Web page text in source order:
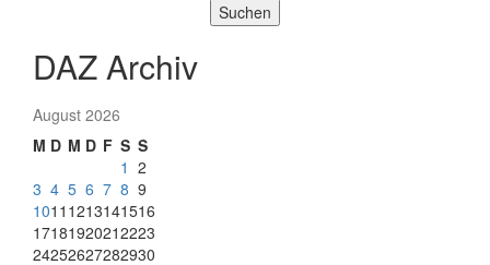
Suchen
DAZ Archiv
August 2026
M D M D F S S
1 2
3 4 5 6 7 8 9
1011 1213141516
17181920212223
24252627282930